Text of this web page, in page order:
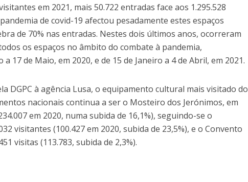
em 2021, mais 50.722 entradas face aos 1.295.528
de covid-19 afectou pesadamente estes espaços
de 70% nas entradas. Nestes dois últimos anos, ocorreram
os espaços no âmbito do combate à pandemia,
17 de Maio, em 2020, e de 15 de Janeiro a 4 de Abril, em 2021.
DGPC à agência Lusa, o equipamento cultural mais visitado do
nacionais continua a ser o Mosteiro dos Jerónimos, em
em 2020, numa subida de 16,1%), seguindo-se o
visitantes (100.427 em 2020, subida de 23,5%), e o Convento
visitas (113.783, subida de 2,3%).